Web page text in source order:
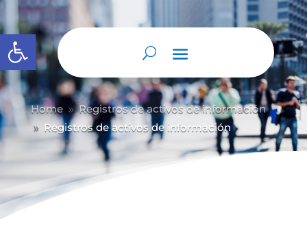
Abrir barra de herramientas
Home 9 Registros de activos de información
9 Registros de activos de información